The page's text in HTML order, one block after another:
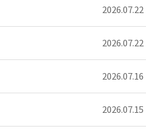
2026.07.22
2026.07.22
2026.07.16
2026.07.15